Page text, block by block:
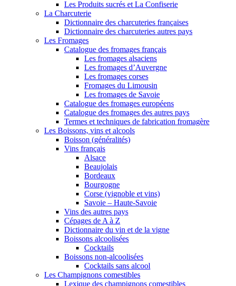
Les Produits sucrés et La Confiserie
La Charcuterie
Dictionnaire des charcuteries françaises
Dictionnaire des charcuteries autres pays
Les Fromages
Catalogue des fromages français
Les fromages alsaciens
Les fromages d’Auvergne
Les fromages corses
Fromages du Limousin
Les fromages de Savoie
Catalogue des fromages européens
Catalogue des fromages des autres pays
Termes et techniques de fabrication fromagère
Les Boissons, vins et alcools
Boisson (généralités)
Vins français
Alsace
Beaujolais
Bordeaux
Bourgogne
Corse (vignoble et vins)
Savoie – Haute-Savoie
Vins des autres pays
Cépages de A à Z
Dictionnaire du vin et de la vigne
Boissons alcoolisées
Cocktails
Boissons non-alcoolisées
Cocktails sans alcool
Les Champignons comestibles
Lexique des champignons comestibles